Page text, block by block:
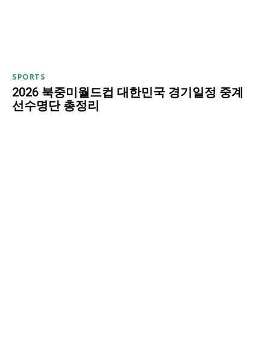
SPORTS
2026 북중미월드컵 대한민국 경기일정 중계
선수명단 총정리